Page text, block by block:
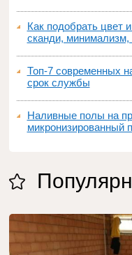
Как подобрать цвет
сканди, минимализм,
Топ‑7 современных
срок службы
Наливные полы на
микронизированный